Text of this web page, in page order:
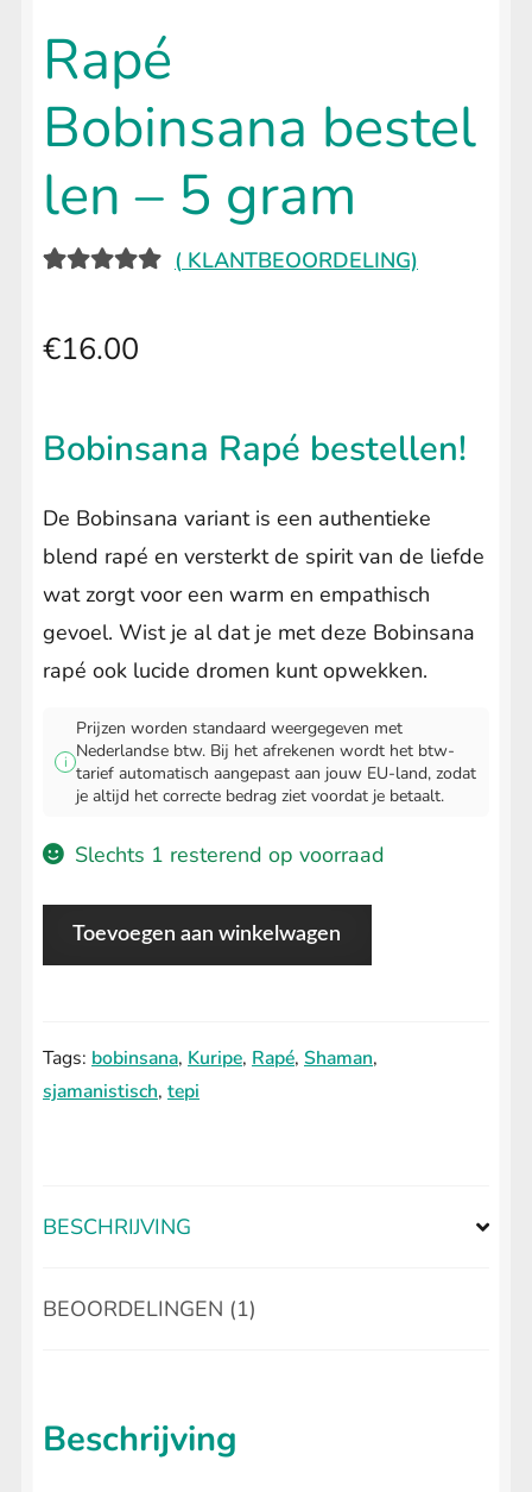
Rapé
Bobinsana bestel
len – 5 gram
OP 5
KLANTBEO
( KLANTBEOORDELING)
€16.00
Bobinsana Rapé bestellen!
De Bobinsana variant is een authentieke
blend rapé en versterkt de spirit van de liefde
wat zorgt voor een warm en empathisch
gevoel. Wist je al dat je met deze Bobinsana
rapé ook lucide dromen kunt opwekken.
i
Prijzen worden standaard weergegeven met
Nederlandse btw. Bij het afrekenen wordt het btw-
tarief automatisch aangepast aan jouw EU-land, zodat
je altijd het correcte bedrag ziet voordat je betaalt.
Slechts 1 resterend op voorraad
Rapé
Bobinsana bestellen
gram
Toevoegen aan winkelwagen
Tags: bobinsana, Kuripe, Rapé, Shaman,
sjamanistisch, tepi
BESCHRIJVING
BEOORDELINGEN (1)
Beschrijving